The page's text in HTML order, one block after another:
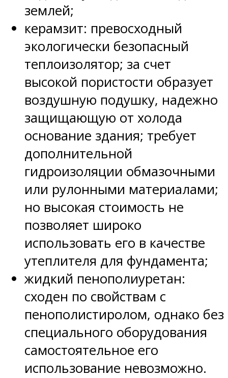
землей;
керамзит: превосходный
экологически безопасный
теплоизолятор; за счет
высокой пористости образует
воздушную подушку, надежно
защищающую от холода
основание здания; требует
дополнительной
гидроизоляции обмазочными
или рулонными материалами;
но высокая стоимость не
позволяет широко
использовать его в качестве
утеплителя для фундамента;
жидкий пенополиуретан:
сходен по свойствам с
пенополистиролом, однако без
специального оборудования
самостоятельное его
использование невозможно.